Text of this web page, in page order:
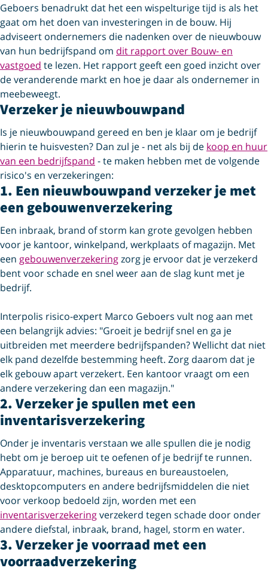
Geboers benadrukt dat het een wispelturige tijd is als het
gaat om het doen van investeringen in de bouw. Hij
adviseert ondernemers die nadenken over de nieuwbouw
van hun bedrijfspand om dit rapport over Bouw- en
vastgoed te lezen. Het rapport geeft een goed inzicht over
de veranderende markt en hoe je daar als ondernemer in
meebeweegt.
Verzeker je nieuwbouwpand
Is je nieuwbouwpand gereed en ben je klaar om je bedrijf
hierin te huisvesten? Dan zul je - net als bij de koop en huur
van een bedrijfspand - te maken hebben met de volgende
risico's en verzekeringen:
1. Een nieuwbouwpand verzeker je met
een gebouwen­verzekering
Een inbraak, brand of storm kan grote gevolgen hebben
voor je kantoor, winkelpand, werkplaats of magazijn. Met
een gebouwenverzekeringzorg je ervoor dat je verzekerd
bent voor schade en snel weer aan de slag kunt met je
bedrijf.
Interpolis risico-expert Marco Geboers vult nog aan met
een belangrijk advies: "Groeit je bedrijf snel en ga je
uitbreiden met meerdere bedrijfspanden? Wellicht dat niet
elk pand dezelfde bestemming heeft. Zorg daarom dat je
elk gebouw apart verzekert. Een kantoor vraagt om een
andere verzekering dan een magazijn."
2. Verzeker je spullen met een
inventaris­verzekering
Onder je inventaris verstaan we alle spullen die je nodig
hebt om je beroep uit te oefenen of je bedrijf te runnen.
Apparatuur, machines, bureaus en bureaustoelen,
desktopcomputers en andere bedrijfsmiddelen die niet
voor verkoop bedoeld zijn, worden met een
inventarisverzekeringverzekerd tegen schade door onder
andere diefstal, inbraak, brand, hagel, storm en water.
3. Verzeker je voorraad met een
voorraad­verzekering